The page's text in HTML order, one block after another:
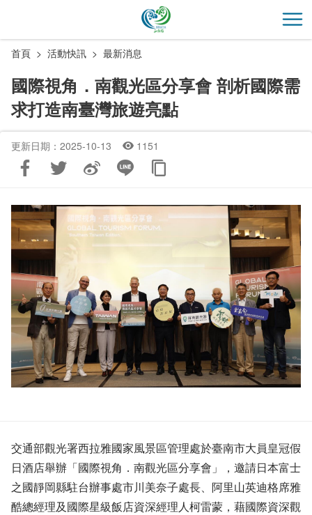
主
開
首頁 活動快訊 最新消息
國際視角．南觀光區分享會 剖析國際需
求打造南臺灣旅遊亮點
更新日期：2025-10-13 1151
交通部觀光署西拉雅國家風景區管理處於臺南市大員皇冠假
日酒店舉辦「國際視角．南觀光區分享會」，邀請日本富士
之國靜岡縣駐台辦事處市川美奈子處長、阿里山英迪格席雅
酷總經理及國際星級飯店資深經理人柯雷蒙，藉國際資深觀